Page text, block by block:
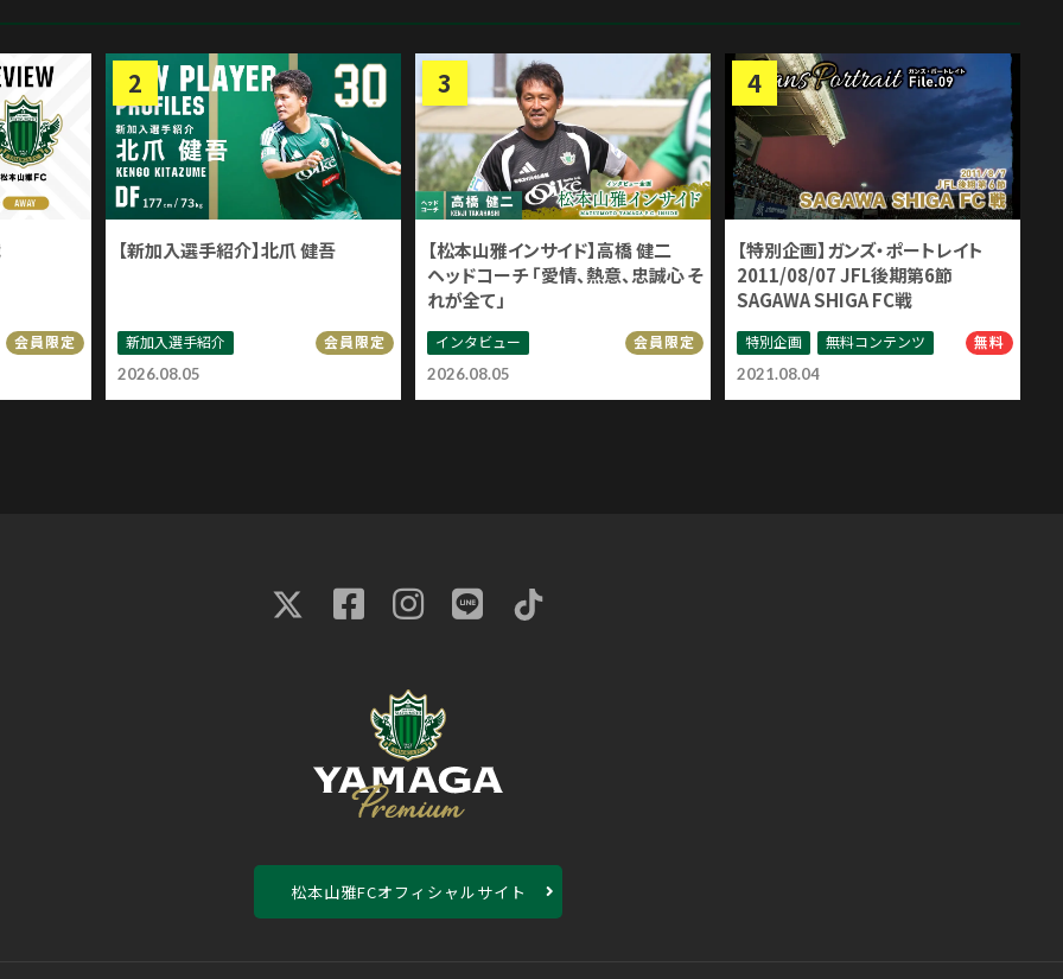
会員限定
2026.08.05
【新加入選手紹介】北爪 健吾
新加入選手紹介 会員限定
2026.08.05
【松本山雅インサイド】高橋 健二
ヘッドコーチ 「愛情、熱意、忠誠心 そ
れが全て」
インタビュー 会員限定
2021.08.04
【特別企画】ガンズ・ポートレイト
2011/08/07 JFL後期第6節
SAGAWA SHIGA FC戦
特別企画 無料コンテンツ 無料
松本山雅FCオフィシャルサイト